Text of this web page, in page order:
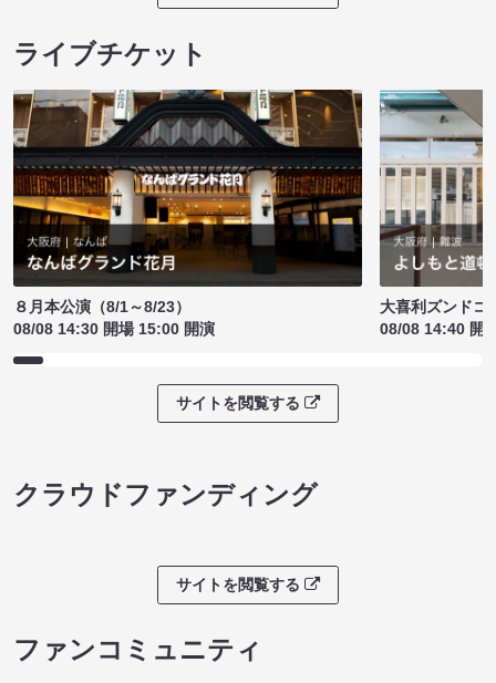
ライブチケット
８月本公演（8/1～8/23）
08/08 14:30 開場 15:00 開演
大喜利ズンドコ
08/08 14:40 開
サイトを閲覧する
クラウドファンディング
サイトを閲覧する
ファンコミュニティ